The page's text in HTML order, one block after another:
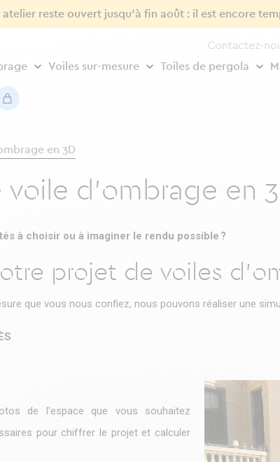
reste ouvert jusqu'à fin août : il est encore
Contactez-
Voiles sur-mesure Toiles de pergola
en 3D
d'ombrage en
à choisir ou à imaginer le rendu possible ?
projet de voiles
que vous nous confiez, nous pouvons réaliser une
de l'espace que vous souhaitez
pour chiffrer le projet et calculer